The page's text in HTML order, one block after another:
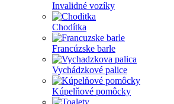
Invalidné vozíky
Chodítka
Francúzske barle
Vychádzkové palice
Kúpelňové pomôcky